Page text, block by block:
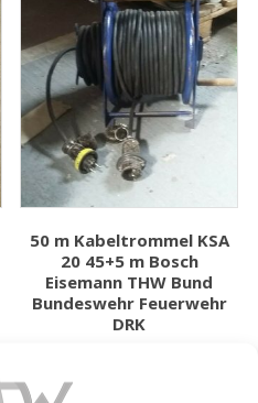
50 m Kabeltrommel KSA
20 45+5 m Bosch
Eisemann THW Bund
Bundeswehr Feuerwehr
DRK